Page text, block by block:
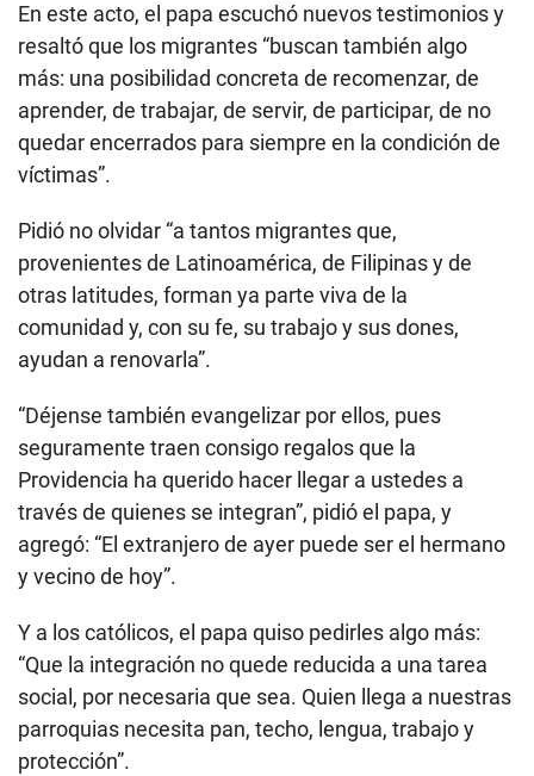
En este acto, el papa escuchó nuevos testimonios y
resaltó que los migrantes “buscan también algo
más: una posibilidad concreta de recomenzar, de
aprender, de trabajar, de servir, de participar, de no
quedar encerrados para siempre en la condición de
víctimas”.
Pidió no olvidar “a tantos migrantes que,
provenientes de Latinoamérica, de Filipinas y de
otras latitudes, forman ya parte viva de la
comunidad y, con su fe, su trabajo y sus dones,
ayudan a renovarla”.
“Déjense también evangelizar por ellos, pues
seguramente traen consigo regalos que la
Providencia ha querido hacer llegar a ustedes a
través de quienes se integran”, pidió el papa, y
agregó: “El extranjero de ayer puede ser el hermano
y vecino de hoy”.
Y a los católicos, el papa quiso pedirles algo más:
“Que la integración no quede reducida a una tarea
social, por necesaria que sea. Quien llega a nuestras
parroquias necesita pan, techo, lengua, trabajo y
protección”.